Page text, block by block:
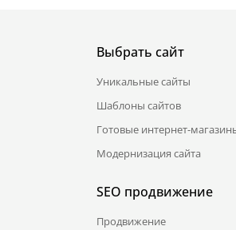
Выбрать сайт
Уникальные сайты
Шаблоны сайтов
Готовые интернет-
Модернизация сайта
SEO продвижение
Продвижение